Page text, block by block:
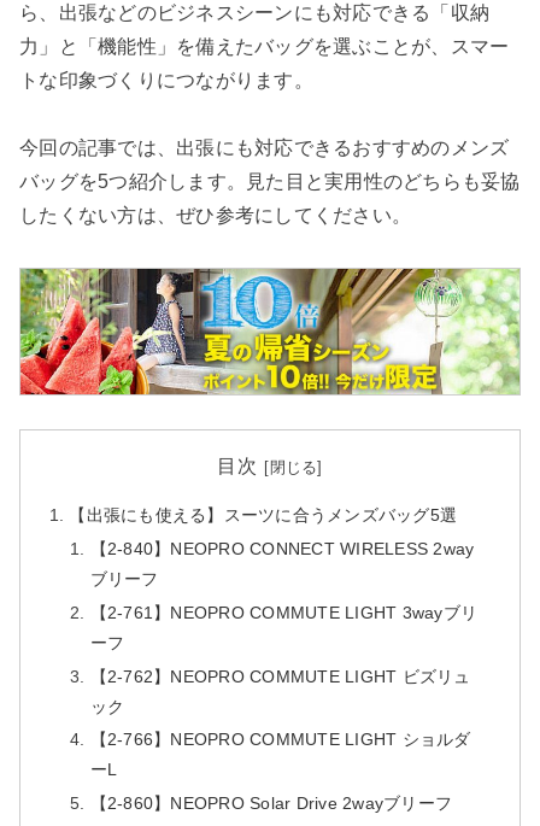
ら、出張などのビジネスシーンにも対応できる「収納
力」と「機能性」を備えたバッグを選ぶことが、スマー
トな印象づくりにつながります。
今回の記事では、出張にも対応できるおすすめのメンズ
バッグを5つ紹介します。見た目と実用性のどちらも妥協
したくない方は、ぜひ参考にしてください。
目次
【出張にも使える】スーツに合うメンズバッグ5選
【2-840】NEOPRO CONNECT WIRELESS 2way
ブリーフ
【2-761】NEOPRO COMMUTE LIGHT 3wayブリ
ーフ
【2-762】NEOPRO COMMUTE LIGHT ビズリュ
ック
【2-766】NEOPRO COMMUTE LIGHT ショルダ
ーL
【2-860】NEOPRO Solar Drive 2wayブリーフ